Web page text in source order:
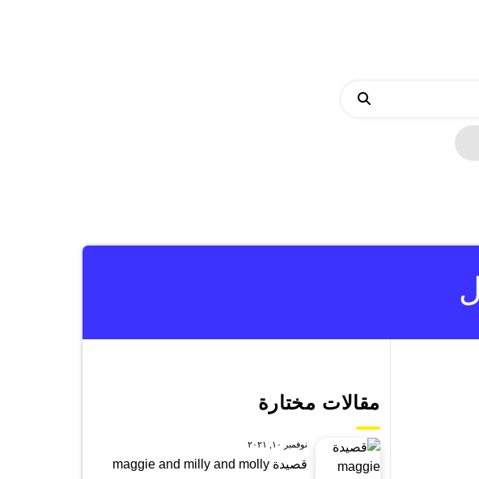
مقالات مختارة
نوفمبر ١٠, ٢٠٢١
قصيدة maggie and milly and molly